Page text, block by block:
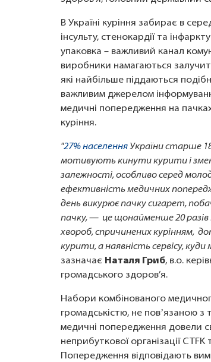
В Україні куріння забирає в
інсульту, стенокардії та
упаковка – важливий канал
виробники намагаються
які найбільше піддаються
важливим джерелом
медичні попередження на
куріння.
"27% населенняУкраїни старше
мотивують кинути курити і
залежності, особливо серед
ефективність медичних
день викурює пачку сигарет,
пачку, — це щонайменше 20 разів
хвороб, спричинених курінням,
курити, а наявність сервісу,
зазначає Наталя Гриб, в.о.
громадського здоров’я.
Набори комбінованого
громадськістю, не повʼязаною з
медичні попередження довели
неприбуткової організації
Попередження відповідають